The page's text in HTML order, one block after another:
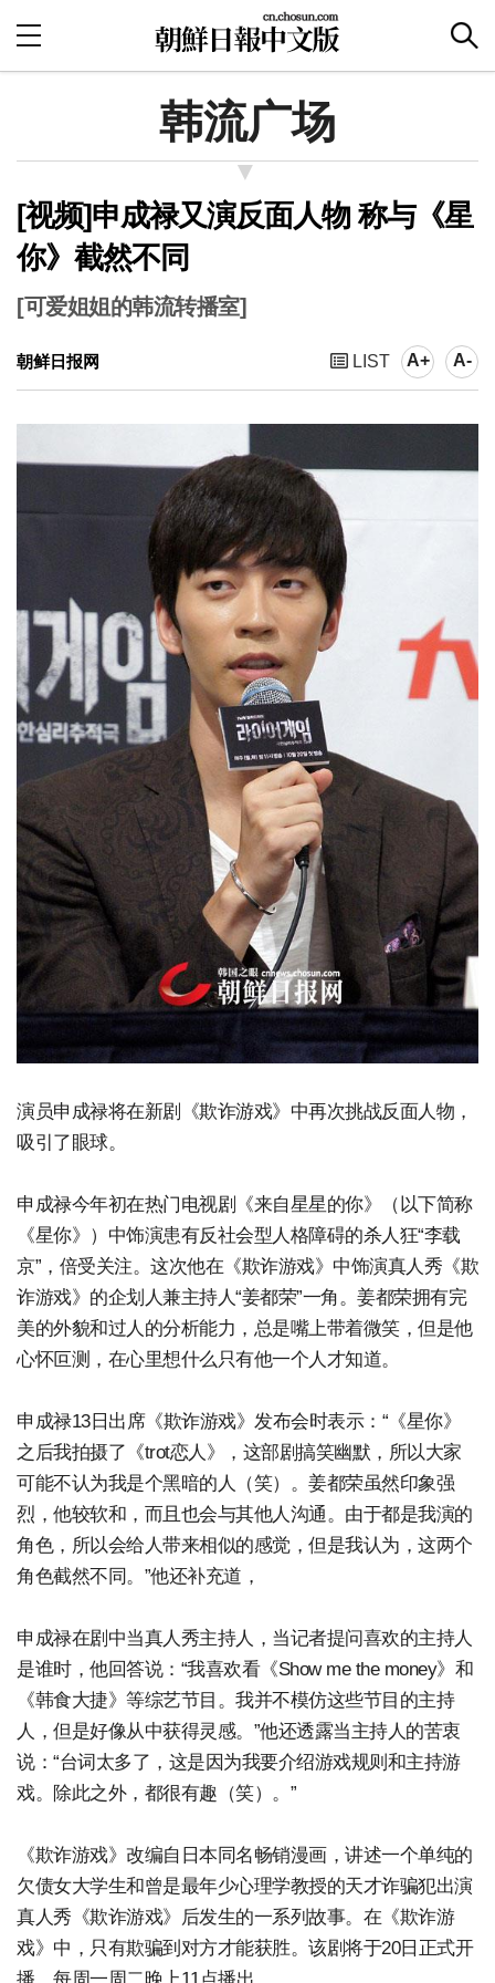
韩流广场
[视频]申成禄又演反面人物 称与《星
你》截然不同
[可爱姐姐的韩流转播室]
朝鲜日报网 LIST A+ A-
演员申成禄将在新剧《欺诈游戏》中再次挑战反面人物，
吸引了眼球。
申成禄今年初在热门电视剧《来自星星的你》（以下简称
《星你》）中饰演患有反社会型人格障碍的杀人狂“李载
京”，倍受关注。这次他在《欺诈游戏》中饰演真人秀《欺
诈游戏》的企划人兼主持人“姜都荣”一角。姜都荣拥有完
美的外貌和过人的分析能力，总是嘴上带着微笑，但是他
心怀叵测，在心里想什么只有他一个人才知道。
申成禄13日出席《欺诈游戏》发布会时表示：“《星你》
之后我拍摄了《trot恋人》，这部剧搞笑幽默，所以大家
可能不认为我是个黑暗的人（笑）。姜都荣虽然印象强
烈，他较软和，而且也会与其他人沟通。由于都是我演的
角色，所以会给人带来相似的感觉，但是我认为，这两个
角色截然不同。”他还补充道，
申成禄在剧中当真人秀主持人，当记者提问喜欢的主持人
是谁时，他回答说：“我喜欢看《Show me the money》和
《韩食大捷》等综艺节目。我并不模仿这些节目的主持
人，但是好像从中获得灵感。”他还透露当主持人的苦衷
说：“台词太多了，这是因为我要介绍游戏规则和主持游
戏。除此之外，都很有趣（笑）。”
《欺诈游戏》改编自日本同名畅销漫画，讲述一个单纯的
欠债女大学生和曾是最年少心理学教授的天才诈骗犯出演
真人秀《欺诈游戏》后发生的一系列故事。在《欺诈游
戏》中，只有欺骗到对方才能获胜。该剧将于20日正式开
播，每周一周二晚上11点播出。